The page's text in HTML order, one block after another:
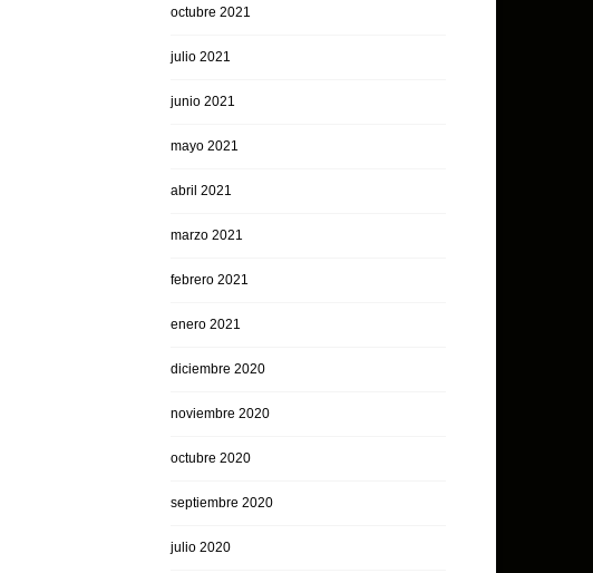
octubre 2021
julio 2021
junio 2021
mayo 2021
abril 2021
marzo 2021
febrero 2021
enero 2021
diciembre 2020
noviembre 2020
octubre 2020
septiembre 2020
julio 2020